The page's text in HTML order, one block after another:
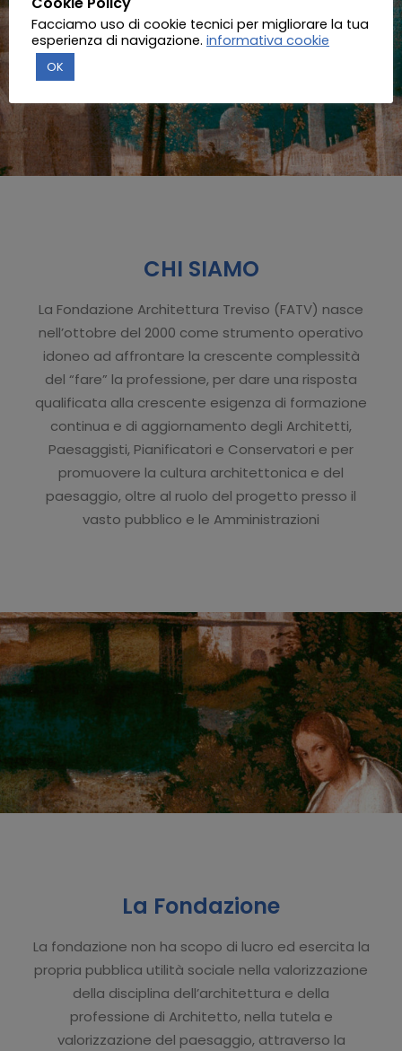
CHI SIAMO
La Fondazione Architettura Treviso (FATV) nasce
nell’ottobre del 2000 come strumento operativo
idoneo ad affrontare la crescente complessità
del “fare” la professione, per dare una risposta
qualificata alla crescente esigenza di formazione
continua e di aggiornamento degli Architetti,
Paesaggisti, Pianificatori e Conservatori e per
promuovere la cultura architettonica e del
paesaggio, oltre al ruolo del progetto presso il
vasto pubblico e le Amministrazioni
La Fondazione
La fondazione non ha scopo di lucro ed esercita la
propria pubblica utilità sociale nella valorizzazione
della disciplina dell’architettura e della
professione di Architetto, nella tutela e
valorizzazione del paesaggio, attraverso la
Facciamo uso di cookie tecnici per migliorare la tua
esperienza di navigazione. informativa cookie
OK